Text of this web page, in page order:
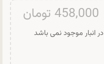
458,000 تومان
در انبار موجود نمی باشد